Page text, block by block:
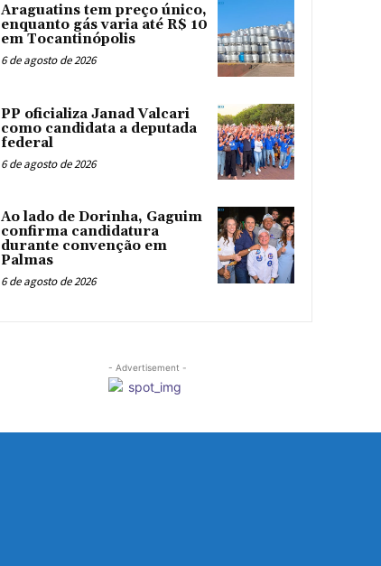
Araguatins tem preço único,
enquanto gás varia até R$ 10
em Tocantinópolis
6 de agosto de 2026
PP oficializa Janad Valcari
como candidata a deputada
federal
6 de agosto de 2026
Ao lado de Dorinha, Gaguim
confirma candidatura
durante convenção em
Palmas
6 de agosto de 2026
- Advertisement -